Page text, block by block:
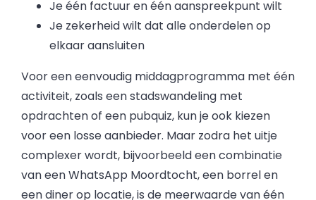
Je één factuur en één aanspreekpunt wilt
Je zekerheid wilt dat alle onderdelen op
elkaar aansluiten
Voor een eenvoudig middagprogramma met één
activiteit, zoals een stadswandeling met
opdrachten of een pubquiz, kun je ook kiezen
voor een losse aanbieder. Maar zodra het uitje
complexer wordt, bijvoorbeeld een combinatie
van een WhatsApp Moordtocht, een borrel en
een diner op locatie, is de meerwaarde van één